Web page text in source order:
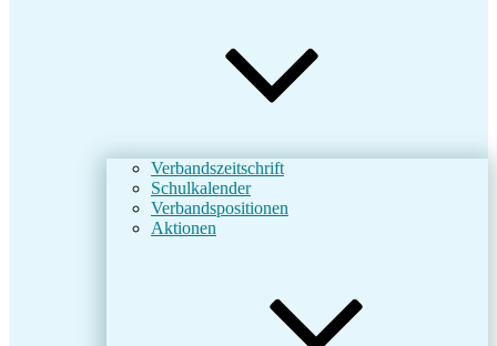
Verbandszeitschrift
Schulkalender
Verbandspositionen
Aktionen